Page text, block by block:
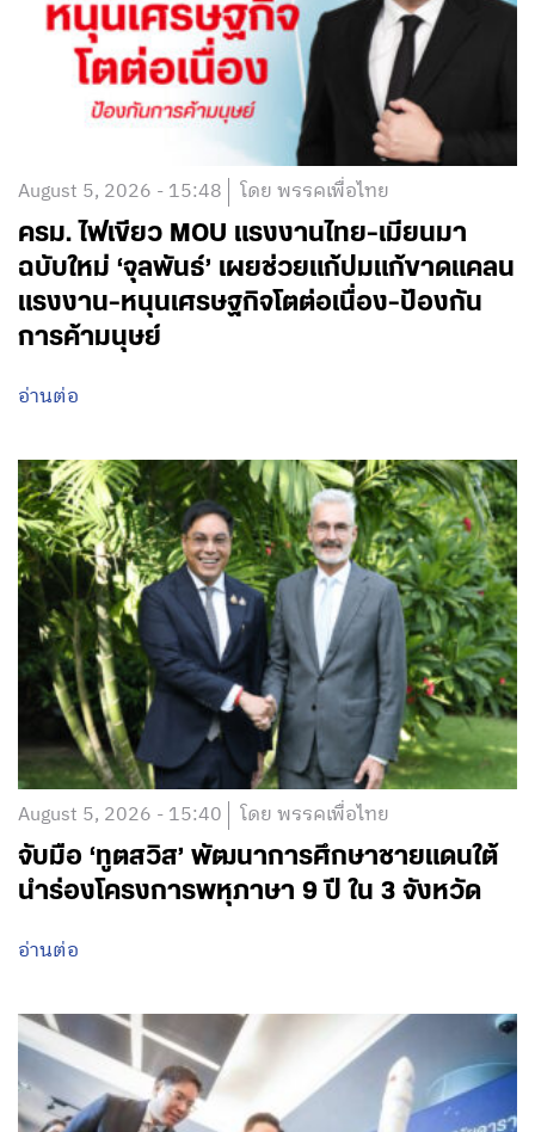
August 5, 2026 - 15:48 โดย พรรคเพื่อไทย
ครม. ไฟเขียว MOU แรงงานไทย-เมียนมา
ฉบับใหม่ ‘จุลพันธ์’ เผยช่วยแก้ปมแก้ขาดแคลน
แรงงาน-หนุนเศรษฐกิจโตต่อเนื่อง-ป้องกัน
การค้ามนุษย์
อ่านต่อ
August 5, 2026 - 15:40 โดย พรรคเพื่อไทย
จับมือ ‘ทูตสวิส’ พัฒนาการศึกษาชายแดนใต้
นำร่องโครงการพหุภาษา 9 ปี ใน 3 จังหวัด
อ่านต่อ